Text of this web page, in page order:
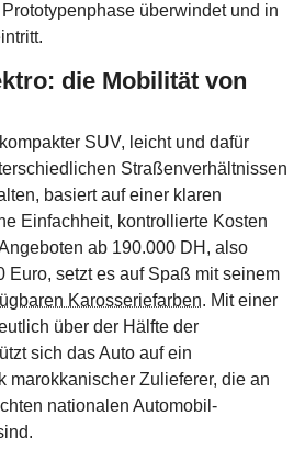
überwindet und in
die Mobilität von
SUV, leicht und dafür
Straßenverhältnissen
basiert auf einer klaren
Einfachheit, kontrollierte Kosten
ab 190.000 DH, also
Euro, setzt es auf Spaß mit seinem
Karosseriefarben. Mit einer
über der Hälfte der
sich das Auto auf ein
marokkanischer Zulieferer, die an
nationalen Automobil-